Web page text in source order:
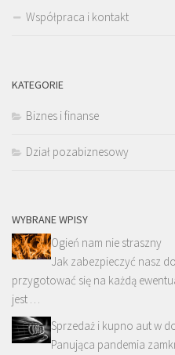
Współpraca i kontakt
KATEGORIE
Biznes i finanse
Dział pozabiznesowy
WYBRANE WPISY
Ogień nam nie straszny
Jak zabezpieczyć nasz
przygotować się na każdą
jest …
Sprzedaż i kupno aut w
Panująca pandemia